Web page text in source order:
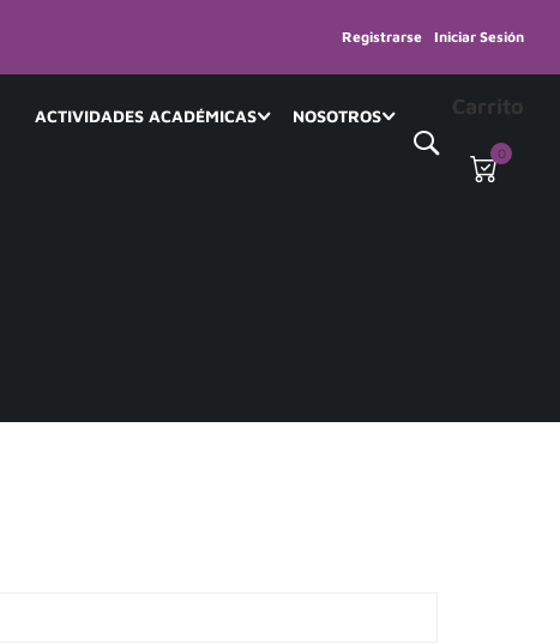
Registrarse Iniciar Sesión
ACTIVIDADES ACADÉMICAS NOSOTROS Carrito
0